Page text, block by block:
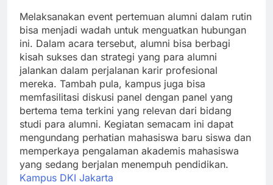
Melaksanakan event pertemuan alumni dalam rutin
bisa menjadi wadah untuk menguatkan hubungan
ini. Dalam acara tersebut, alumni bisa berbagi
kisah sukses dan strategi yang para alumni
jalankan dalam perjalanan karir profesional
mereka. Tambah pula, kampus juga bisa
memfasilitasi diskusi panel dengan panel yang
bertema tema terkini yang relevan dari bidang
studi para alumni. Kegiatan semacam ini dapat
mengundang perhatian mahasiswa baru siswa dan
memperkaya pengalaman akademis mahasiswa
yang sedang berjalan menempuh pendidikan.
Kampus DKI Jakarta